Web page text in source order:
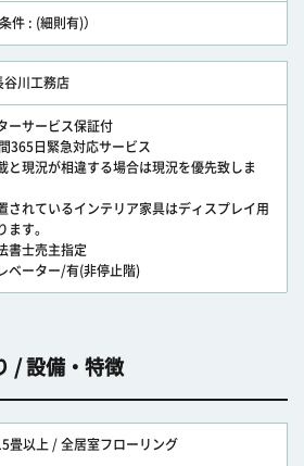
件 : (細則有)）
谷川工務店
ーサービス保証付
365日緊急対応サービス
と現況が相違する場合は現況を優先致しま
されているインテリア家具はディスプレイ用
ます。
書士売主指定
ベーター/有(非停止階)
/ 設備・特徴
畳以上 / 全居室フローリング